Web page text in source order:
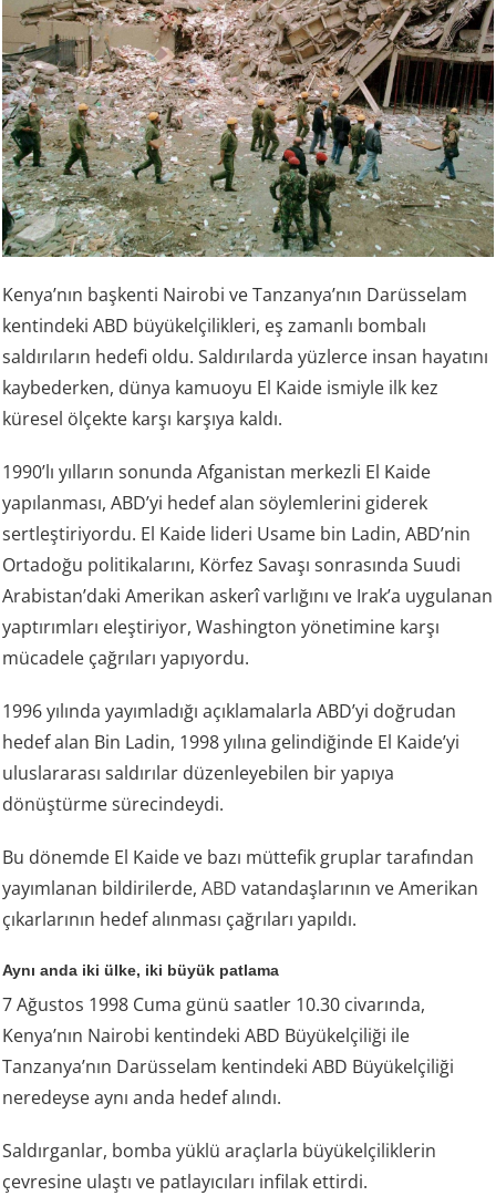
Kenya’nın başkenti Nairobi ve Tanzanya’nın Darüsselam
kentindeki ABD büyükelçilikleri, eş zamanlı bombalı
saldırıların hedefi oldu. Saldırılarda yüzlerce insan hayatını
kaybederken, dünya kamuoyu El Kaide ismiyle ilk kez
küresel ölçekte karşı karşıya kaldı.
1990’lı yılların sonunda Afganistan merkezli El Kaide
yapılanması, ABD’yi hedef alan söylemlerini giderek
sertleştiriyordu. El Kaide lideri Usame bin Ladin, ABD’nin
Ortadoğu politikalarını, Körfez Savaşı sonrasında Suudi
Arabistan’daki Amerikan askerî varlığını ve Irak’a uygulanan
yaptırımları eleştiriyor, Washington yönetimine karşı
mücadele çağrıları yapıyordu.
1996 yılında yayımladığı açıklamalarla ABD’yi doğrudan
hedef alan Bin Ladin, 1998 yılına gelindiğinde El Kaide’yi
uluslararası saldırılar düzenleyebilen bir yapıya
dönüştürme sürecindeydi.
Bu dönemde El Kaide ve bazı müttefik gruplar tarafından
yayımlanan bildirilerde,ABD vatandaşlarının ve Amerikan
çıkarlarının hedef alınması çağrıları yapıldı.
Aynı anda iki ülke, iki büyük patlama
7 Ağustos 1998 Cuma günü saatler 10.30 civarında,
Kenya’nın Nairobi kentindeki ABD Büyükelçiliği ile
Tanzanya’nın Darüsselam kentindeki ABD Büyükelçiliği
neredeyse aynı anda hedef alındı.
Saldırganlar, bomba yüklü araçlarla büyükelçiliklerin
çevresine ulaştı ve patlayıcıları infilak ettirdi.